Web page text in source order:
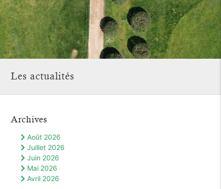
Les actualités
Archives
Août 2026
Juillet 2026
Juin 2026
Mai 2026
Avril 2026